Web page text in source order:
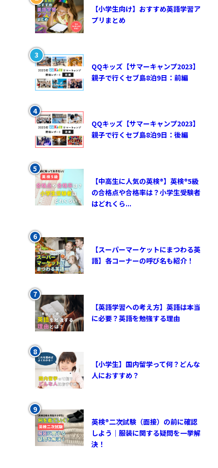
【小学生向け】おすすめ英語学習ア
プリまとめ
QQキッズ【サマーキャンプ2023】
親子で行くセブ島8泊9日：前編
QQキッズ【サマーキャンプ2023】
親子で行くセブ島8泊9日：後編
【中高生に人気の英検®︎】英検®︎5級
の合格点や合格率は？小学生受験者
はどれくら...
【スーパーマーケットにまつわる英
語】各コーナーの呼び名も紹介！
【英語学習への考え方】英語は本当
に必要？英語を勉強する理由
【小学生】国内留学って何？どんな
人におすすめ？
英検®︎二次試験（面接）の前に確認
しよう｜服装に関する疑問を一挙解
決！